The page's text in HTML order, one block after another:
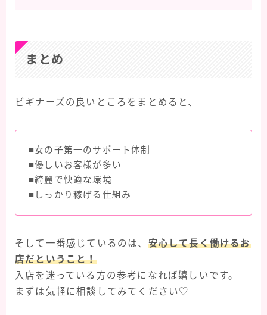
まとめ
ビギナーズの良いところをまとめると、
■女の子第一のサポート体制
■優しいお客様が多い
■綺麗で快適な環境
■しっかり稼げる仕組み
そして一番感じているのは、 安心して長く働けるお
店だということ！
入店を迷っている方の参考になれば嬉しいです。
まずは気軽に相談してみてください♡